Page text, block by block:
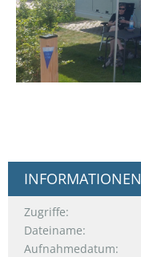
INFORMATIONEN
Zugriffe
Dateiname
Aufnahmedatum